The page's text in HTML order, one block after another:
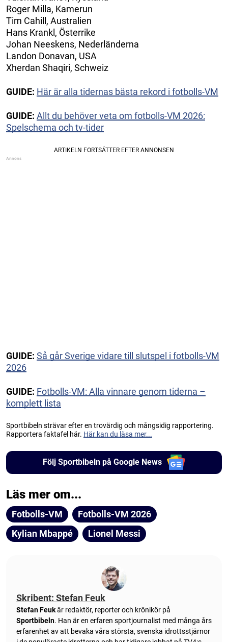
Roger Milla, Kamerun
Tim Cahill, Australien
Hans Krankl, Österrike
Johan Neeskens, Nederländerna
Landon Donavan, USA
Xherdan Shaqiri, Schweiz
GUIDE: Här är alla tidernas bästa rekord i fotbolls-VM
GUIDE: Allt du behöver veta om fotbolls-VM 2026:
Spelschema och tv-tider
GUIDE: Så går Sverige vidare till slutspel i fotbolls-VM
2026
GUIDE: Fotbolls-VM: Alla vinnare genom tiderna –
komplett lista
Sportbibeln strävar efter en trovärdig och mångsidig rapportering.
Rapportera faktafel här. Här kan du läsa mer...
Följ Sportbibeln på Google News
Läs mer om...
Fotbolls-VM
Fotbolls-VM 2026
Kylian Mbappé
Lionel Messi
Skribent: Stefan Feuk
Stefan Feukär redaktör, reporter och krönikör på
Sportbibeln. Han är en erfaren sportjournalist med många års
erfarenhet av att bevaka våra största, svenska idrottsstjärnor